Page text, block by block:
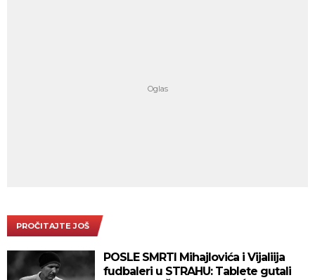
PROČITAJTE JOŠ
POSLE SMRTI Mihajlovića i Vijaliija
fudbaleri u STRAHU: Tablete gutali